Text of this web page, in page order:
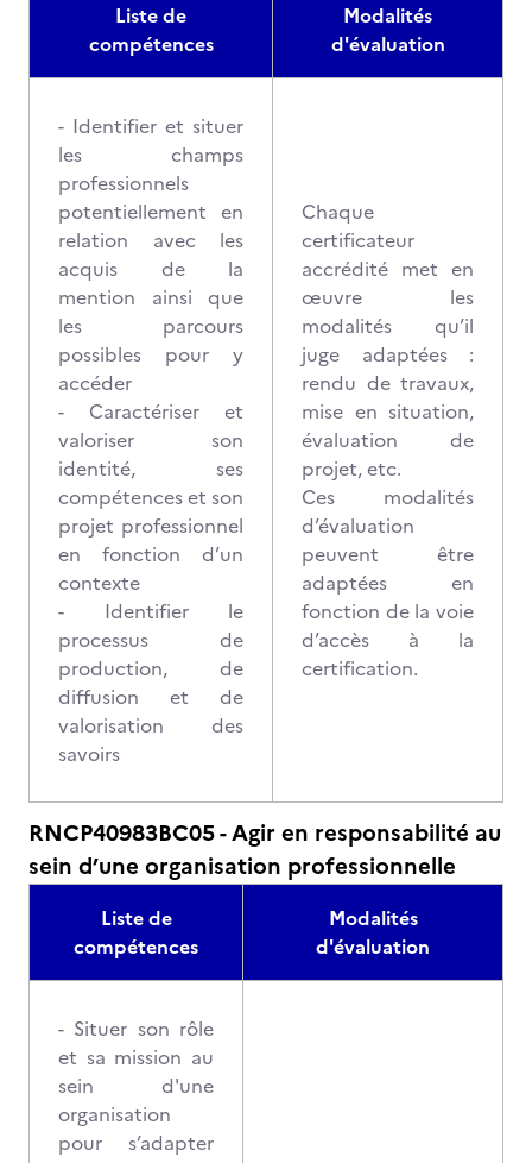
Liste de
compétences
Modalités
d'évaluation
- Identifier et situer
les champs
professionnels
potentiellement en
relation avec les
acquis de la
mention ainsi que
les parcours
possibles pour y
accéder
- Caractériser et
valoriser son
identité, ses
compétences et son
projet professionnel
en fonction d’un
contexte
- Identifier le
processus de
production, de
diffusion et de
valorisation des
savoirs
Chaque
certificateur
accrédité met en
œuvre les
modalités qu’il
juge adaptées :
rendu de travaux,
mise en situation,
évaluation de
projet, etc.
Ces modalités
d’évaluation
peuvent être
adaptées en
fonction de la voie
d’accès à la
certification.
RNCP40983BC05 - Agir en responsabilité au
sein d’une organisation professionnelle
Liste de
compétences
Modalités
d'évaluation
- Situer son rôle
et sa mission au
sein d'une
organisation
pour s’adapter